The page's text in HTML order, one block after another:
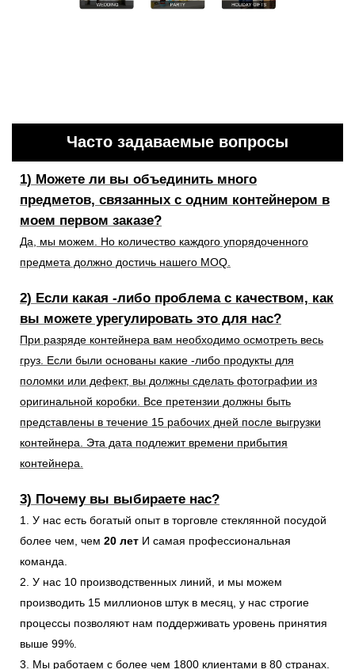
Часто задаваемые вопросы
1) Можете ли вы объединить много
предметов, связанных с одним контейнером в
моем первом заказе?
Да, мы можем. Но количество каждого упорядоченного
предмета должно достичь нашего MOQ.
2) Если какая -либо проблема с качеством, как
вы можете урегулировать это для нас?
При разряде контейнера вам необходимо осмотреть весь
груз. Если были основаны какие -либо продукты для
поломки или дефект, вы должны сделать фотографии из
оригинальной коробки. Все претензии должны быть
представлены в течение 15 рабочих дней после выгрузки
контейнера. Эта дата подлежит времени прибытия
контейнера.
3) Почему вы выбираете нас?
1. У нас есть богатый опыт в торговле стеклянной посудой
более чем, чем 20 лет И самая профессиональная
команда.
2. У нас 10 производственных линий, и мы можем
производить 15 миллионов штук в месяц, у нас строгие
процессы позволяют нам поддерживать уровень принятия
выше 99%.
3. Мы работаем с более чем 1800 клиентами в 80 странах.